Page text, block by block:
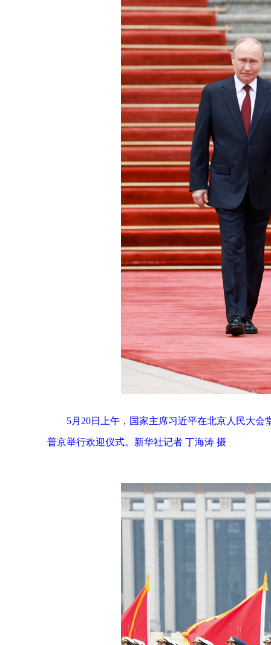
5月20日上午，国家主席习近平在北京人民大
普京举行欢迎仪式。新华社记者 丁海涛 摄